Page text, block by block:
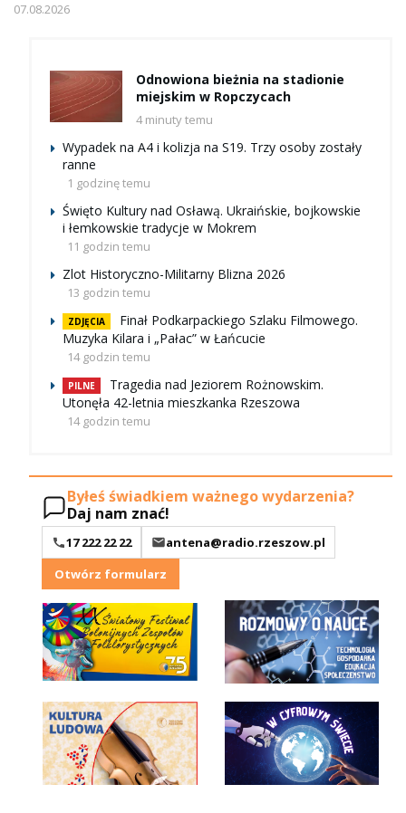
07.08.2026
Odnowiona bieżnia na stadionie
miejskim w Ropczycach
4 minuty temu
Wypadek na A4 i kolizja na S19. Trzy osoby zostały
ranne
1 godzinę temu
Święto Kultury nad Osławą. Ukraińskie, bojkowskie
i łemkowskie tradycje w Mokrem
11 godzin temu
Zlot Historyczno-Militarny Blizna 2026
13 godzin temu
ZDJĘCIA
Finał Podkarpackiego Szlaku Filmowego.
Muzyka Kilara i „Pałac” w Łańcucie
14 godzin temu
PILNE
Tragedia nad Jeziorem Rożnowskim.
Utonęła 42-letnia mieszkanka Rzeszowa
14 godzin temu
Byłeś świadkiem ważnego wydarzenia?
Daj nam znać!
17 222 22 22
antena@radio.rzeszow.pl
Otwórz formularz